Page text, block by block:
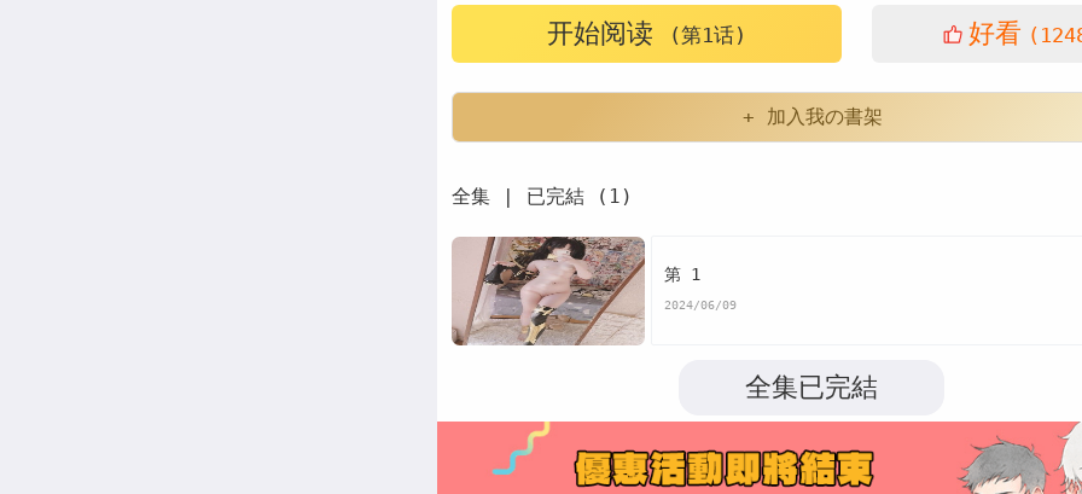
开始阅读 (第1话) 好看
+ 加入我の書架
全集 | 已完結 (1)
第 1
2024/06/09
全集已完結